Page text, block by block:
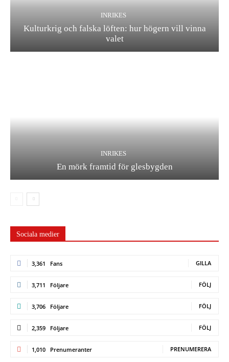
INRIKES
Kulturkrig och falska löften: hur högern vill vinna
valet
INRIKES
En mörk framtid för glesbygden
Sociala medier
3,361 Fans GILLA
3,711 Följare FÖLJ
3,706 Följare FÖLJ
2,359 Följare FÖLJ
1,010 Prenumeranter PRENUMERERA